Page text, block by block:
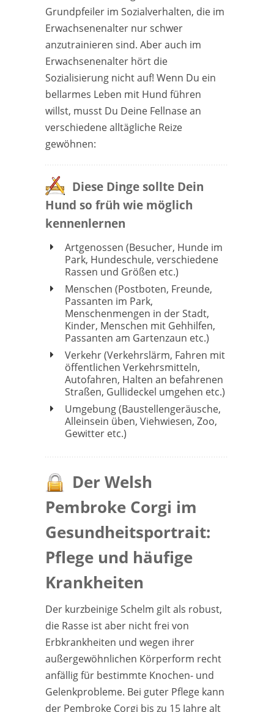
Grundpfeiler im Sozialverhalten, die im
Erwachsenenalter nur schwer
anzutrainieren sind. Aber auch im
Erwachsenenalter hört die
Sozialisierung nicht auf! Wenn Du ein
bellarmes Leben mit Hund führen
willst, musst Du Deine Fellnase an
verschiedene alltägliche Reize
gewöhnen:
Diese Dinge sollte Dein
Hund so früh wie möglich
kennenlernen
Artgenossen (Besucher, Hunde im
Park, Hundeschule, verschiedene
Rassen und Größen etc.)
Menschen (Postboten, Freunde,
Passanten im Park,
Menschenmengen in der Stadt,
Kinder, Menschen mit Gehhilfen,
Passanten am Gartenzaun etc.)
Verkehr (Verkehrslärm, Fahren mit
öffentlichen Verkehrsmitteln,
Autofahren, Halten an befahrenen
Straßen, Gullideckel umgehen etc.)
Umgebung (Baustellengeräusche,
Alleinsein üben, Viehwiesen, Zoo,
Gewitter etc.)
Der Welsh
Pembroke Corgi im
Gesundheitsportrait:
Pflege und häufige
Krankheiten
Der kurzbeinige Schelm gilt als robust,
die Rasse ist aber nicht frei von
Erbkrankheiten und wegen ihrer
außergewöhnlichen Körperform recht
anfällig für bestimmte Knochen- und
Gelenkprobleme. Bei guter Pflege kann
der Pembroke Corgi bis zu 15 Jahre alt